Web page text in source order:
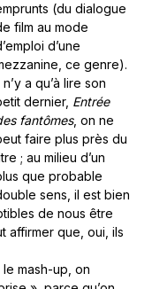
(du dialogue
film au mode
d’une
ce genre).
n’y a qu’à lire son
dernier, Entrée
fantômes, on ne
faire plus près du
; au milieu d’un
que probable
sens, il est bien
de nous être
affirmer que, oui, ils
mash-up, on